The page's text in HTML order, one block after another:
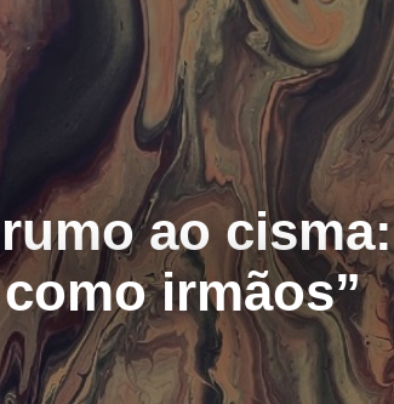
ao cisma:
irmãos”